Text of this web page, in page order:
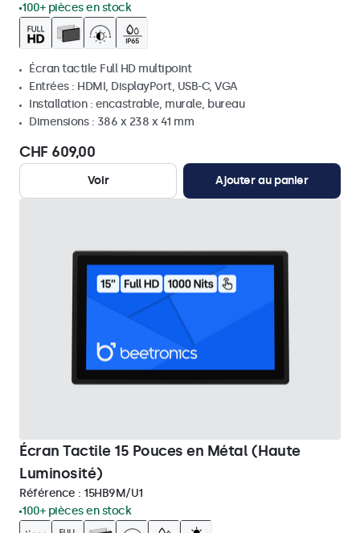
100+ pièces en stock
Écran tactile Full HD multipoint
Entrées : HDMI, DisplayPort, USB-C, VGA
Installation : encastrable, murale, bureau
Dimensions : 386 x 238 x 41 mm
CHF 609,00
Voir Ajouter au panier
Écran Tactile 15 Pouces en Métal (Haute
Luminosité)
Référence : 15HB9M/U1
100+ pièces en stock